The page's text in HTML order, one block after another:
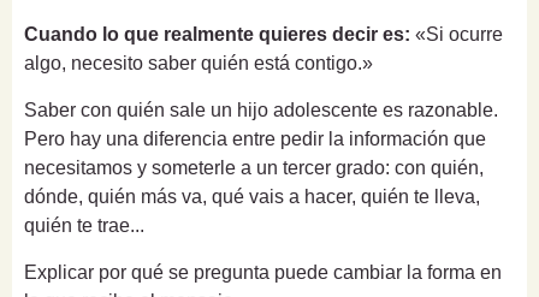
Cuando lo que realmente quieres decir es: «Si ocurre
algo, necesito saber quién está contigo.»
Saber con quién sale un hijo adolescente es razonable.
Pero hay una diferencia entre pedir la información que
necesitamos y someterle a un tercer grado: con quién,
dónde, quién más va, qué vais a hacer, quién te lleva,
quién te trae...
Explicar por qué se pregunta puede cambiar la forma en